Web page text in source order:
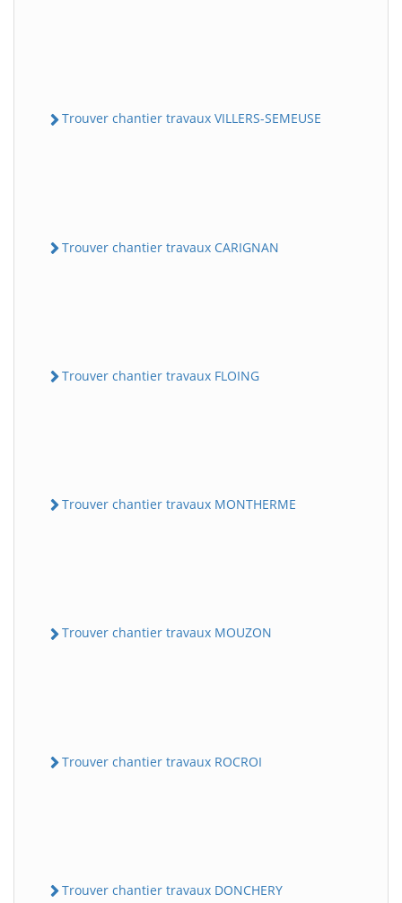
Trouver chantier travaux VILLERS-SEMEUSE
Trouver chantier travaux CARIGNAN
Trouver chantier travaux FLOING
Trouver chantier travaux MONTHERME
Trouver chantier travaux MOUZON
Trouver chantier travaux ROCROI
Trouver chantier travaux DONCHERY